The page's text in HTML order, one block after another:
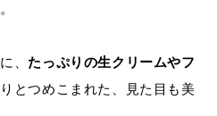
、 たっぷりの生クリームやフ
とつめこまれた、見た目も美